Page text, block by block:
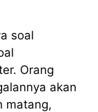
soal
Orang
akan
matang,